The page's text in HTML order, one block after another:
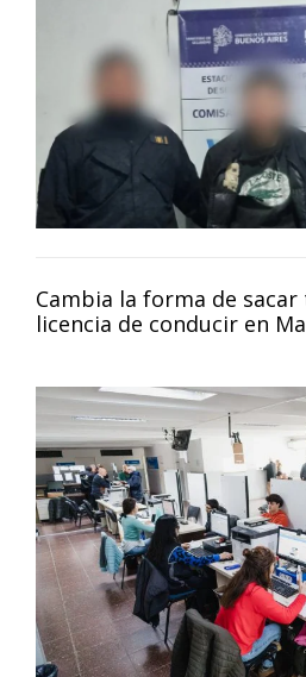
Cambia la forma de
licencia de conducir en